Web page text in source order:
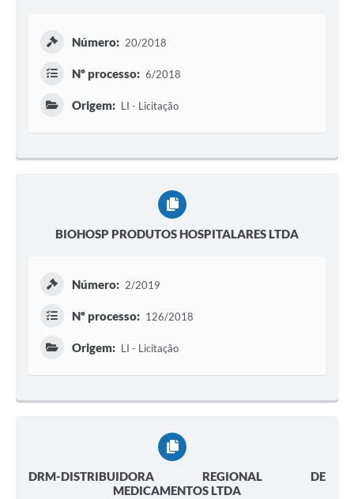
Número: 20/2018
Nº processo: 6/2018
Origem: LI - Licitação
BIOHOSP PRODUTOS HOSPITALARES LTDA
Número: 2/2019
Nº processo: 126/2018
Origem: LI - Licitação
DRM-DISTRIBUIDORA REGIONAL DE
MEDICAMENTOS LTDA